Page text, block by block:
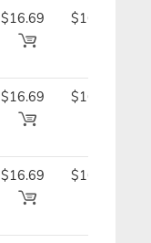
$16.69
$16.69/
$16.69
$16.69/
$16.69
$16.69/